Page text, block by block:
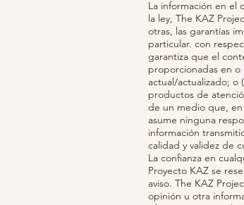
La información en el
la ley, The KAZ
otras, las garantías
particular. con
garantiza que el
proporcionadas en
actual/actualizado;
productos de
de un medio que, en
asume ninguna
información
calidad y validez de
La confianza en
Proyecto KAZ se
aviso. The KAZ
opinión u otra